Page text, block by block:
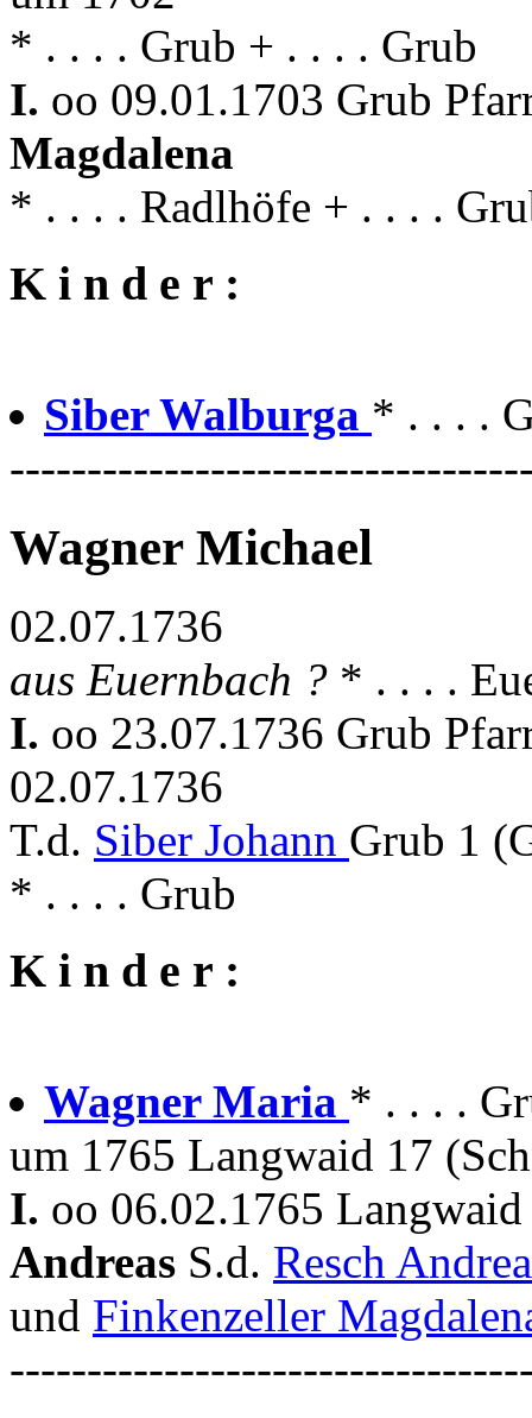
* . . . . Grub + . . . . Grub
I. oo 09.01.1703 Grub
Magdalena
* . . . . Radlhöfe + . . . .
K i n d e r :
Siber Walburga * . . . .
Wagner Michael
02.07.1736
aus Euernbach ? * . . . .
I. oo 23.07.1736 Grub
02.07.1736
T.d. Siber Johann Grub 1
* . . . . Grub
K i n d e r :
Wagner Maria * . . . .
um 1765 Langwaid 17
I. oo 06.02.1765
Andreas S.d. Resch
und Finkenzeller